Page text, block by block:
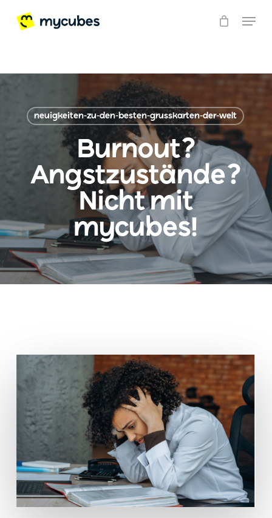
document.querySelector('video').play(); });
Menu
neuigkeiten-zu-den-besten-grusskarten-der-welt
Burnout?
Angstzustände?
Nicht mit
mycubes!